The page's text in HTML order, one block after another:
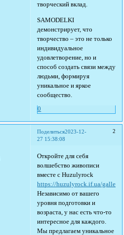
творческий вклад.
SAMODELKI
демонстрирует, что
творчество – это не только
индивидуальное
удовлетворение, но и
способ создать связи между
людьми, формируя
уникальное и яркое
сообщество.
0
Поделиться 2
2023-12-
27 15:38:08
Откройте для себя
волшебство живописи
вместе с Huzulyrock
https://huzulyrock.if.ua/gallery
Независимо от вашего
уровня подготовки и
возраста, у нас есть что-то
интересное для каждого.
Мы предлагаем уникальное